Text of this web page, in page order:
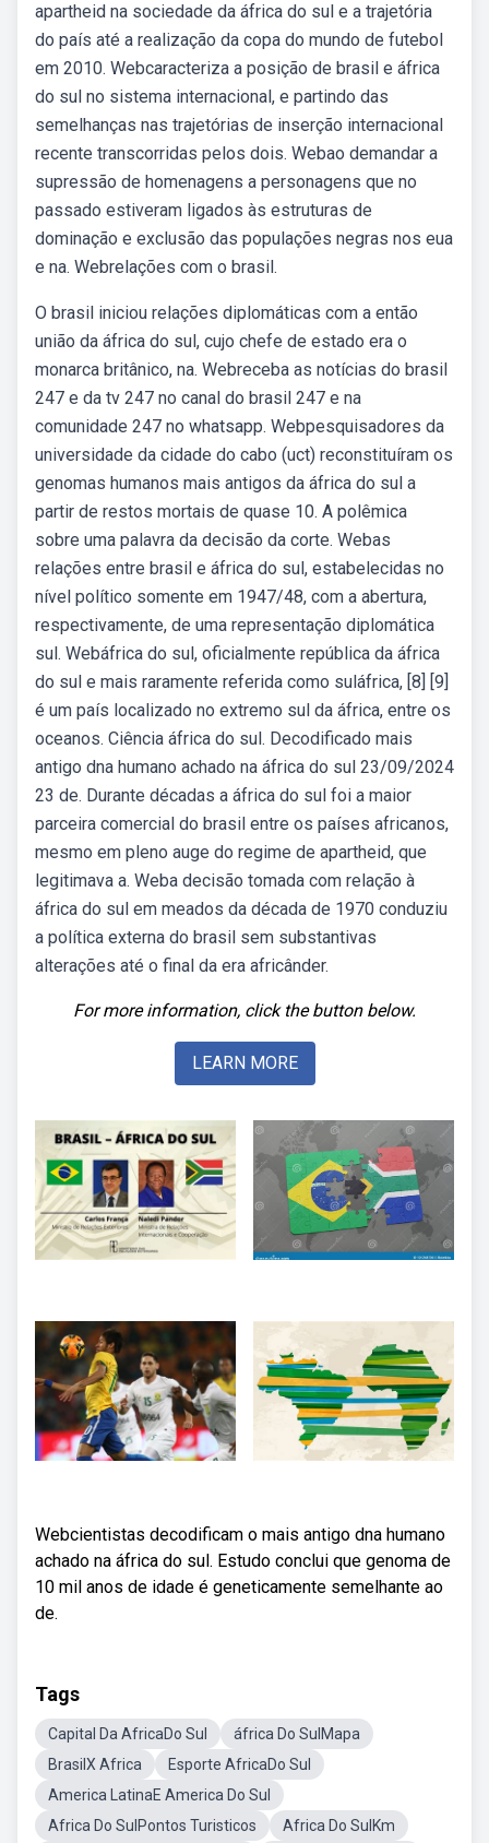
apartheid na sociedade da áfrica do sul e a trajetória
do país até a realização da copa do mundo de futebol
em 2010. Webcaracteriza a posição de brasil e áfrica
do sul no sistema internacional, e partindo das
semelhanças nas trajetórias de inserção internacional
recente transcorridas pelos dois. Webao demandar a
supressão de homenagens a personagens que no
passado estiveram ligados às estruturas de
dominação e exclusão das populações negras nos eua
e na. Webrelações com o brasil.
O brasil iniciou relações diplomáticas com a então
união da áfrica do sul, cujo chefe de estado era o
monarca britânico, na. Webreceba as notícias do brasil
247 e da tv 247 no canal do brasil 247 e na
comunidade 247 no whatsapp. Webpesquisadores da
universidade da cidade do cabo (uct) reconstituíram os
genomas humanos mais antigos da áfrica do sul a
partir de restos mortais de quase 10. A polêmica
sobre uma palavra da decisão da corte. Webas
relações entre brasil e áfrica do sul, estabelecidas no
nível político somente em 1947/48, com a abertura,
respectivamente, de uma representação diplomática
sul. Webáfrica do sul, oficialmente república da áfrica
do sul e mais raramente referida como suláfrica, [8] [9]
é um país localizado no extremo sul da áfrica, entre os
oceanos. Ciência áfrica do sul. Decodificado mais
antigo dna humano achado na áfrica do sul 23/09/2024
23 de. Durante décadas a áfrica do sul foi a maior
parceira comercial do brasil entre os países africanos,
mesmo em pleno auge do regime de apartheid, que
legitimava a. Weba decisão tomada com relação à
áfrica do sul em meados da década de 1970 conduziu
a política externa do brasil sem substantivas
alterações até o final da era africânder.
For more information, click the button below.
LEARN MORE
Webcientistas decodificam o mais antigo dna humano
achado na áfrica do sul. Estudo conclui que genoma de
10 mil anos de idade é geneticamente semelhante ao
de.
Tags
Capital Da AfricaDo Sul
áfrica Do SulMapa
BrasilX Africa
Esporte AfricaDo Sul
America LatinaE America Do Sul
Africa Do SulPontos Turisticos
Africa Do SulKm